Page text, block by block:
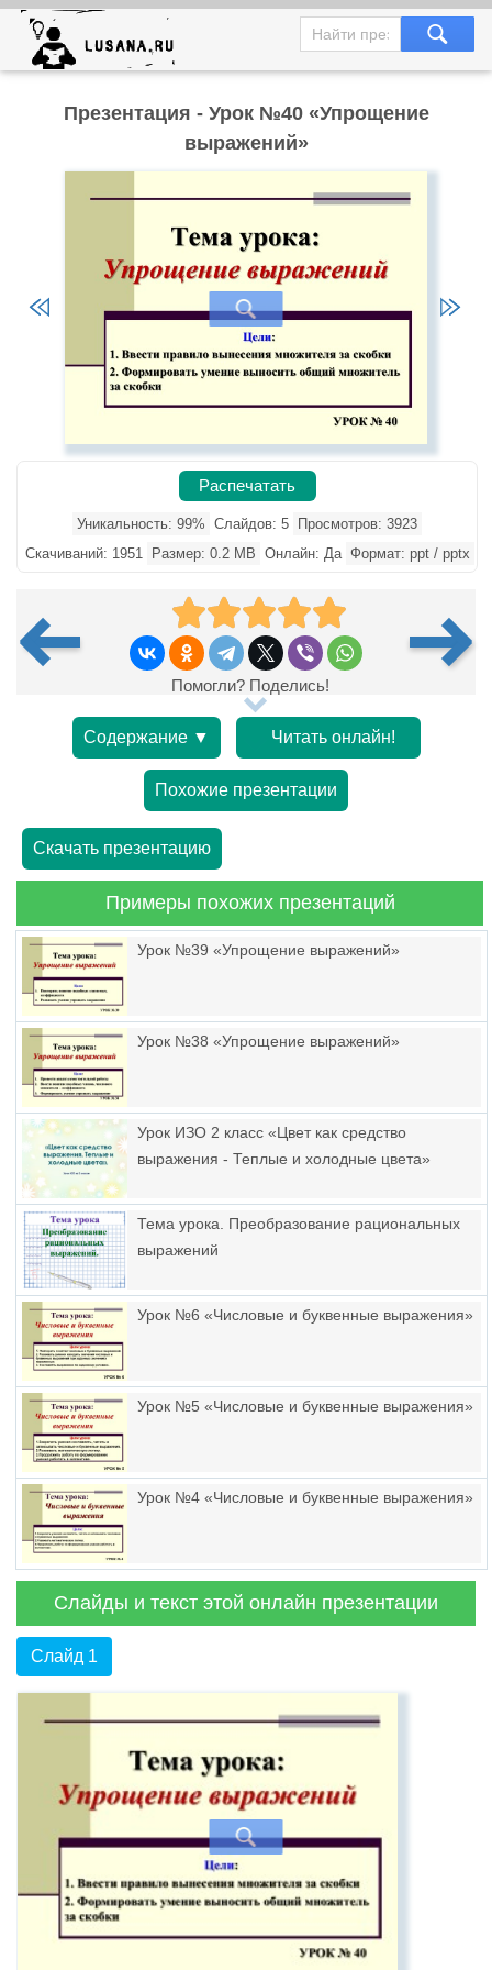
Презентация - Урок №40 «Упрощение
выражений»
Распечатать
Уникальность: 99% Слайдов: 5
Просмотров: 3923
Скачиваний: 1951
Размер: 0.2 MB Онлайн: Да Формат: ppt / pptx
Помогли? Поделись!
Содержание ▼ Читать онлайн!
Похожие презентации
Скачать презентацию
Примеры похожих презентаций
Урок №39 «Упрощение выражений»
Урок №38 «Упрощение выражений»
Урок ИЗО 2 класс «Цвет как средство
выражения - Теплые и холодные цвета»
Тема урока. Преобразование рациональных
выражений
Урок №6 «Числовые и буквенные выражения»
Урок №5 «Числовые и буквенные выражения»
Урок №4 «Числовые и буквенные выражения»
Слайды и текст этой онлайн презентации
Слайд 1